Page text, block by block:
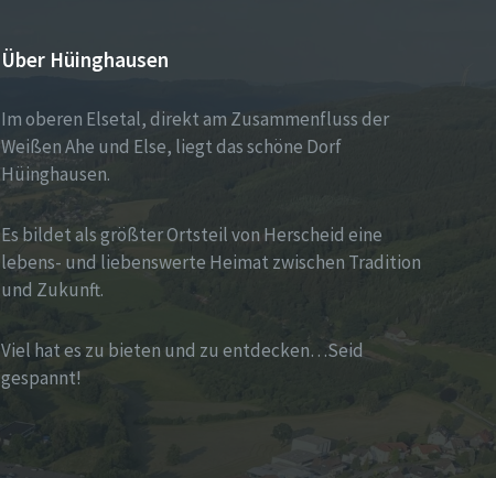
Über Hüinghausen
Im oberen Elsetal, direkt am Zusammenfluss der
Weißen Ahe und Else, liegt das schöne Dorf
Hüinghausen.
Es bildet als größter Ortsteil von Herscheid eine
lebens- und liebenswerte Heimat zwischen Tradition
und Zukunft.
Viel hat es zu bieten und zu entdecken…Seid
gespannt!